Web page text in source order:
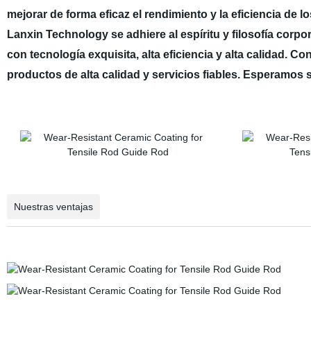
mejorar de forma eficaz el rendimiento y la eficiencia de
Lanxin Technology se adhiere al espíritu y filosofía
con tecnología exquisita, alta eficiencia y alta calidad.
productos de alta calidad y servicios fiables. Esperamos
Nuestras ventajas